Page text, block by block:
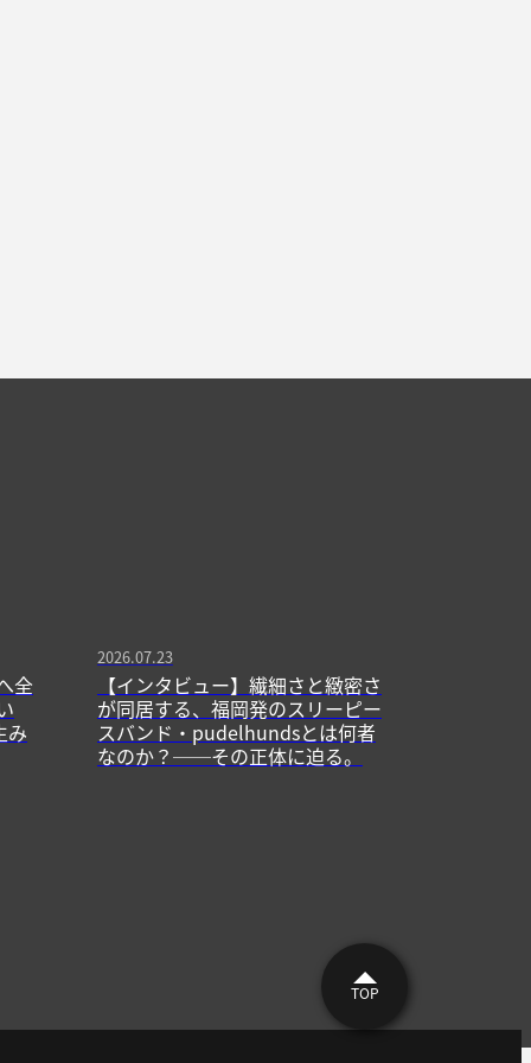
全
み
2026.07.23
【インタビュー】繊細さと緻密さ
が同居する、福岡発のスリーピー
スバンド・pudelhundsとは何者
なのか？──その正体に迫る。
TOP